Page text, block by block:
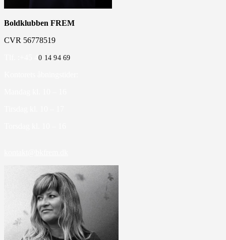
Boldklubben FREM
CVR 56778519
0 14 94 69